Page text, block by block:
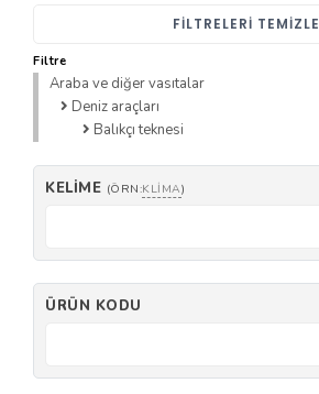
FILTRELERI TEMIZLE
Filtre
Araba ve diğer vasıtalar
Deniz araçları
Balıkçı teknesi
KELIME (ÖRN:KLIMA)
ÜRÜN KODU